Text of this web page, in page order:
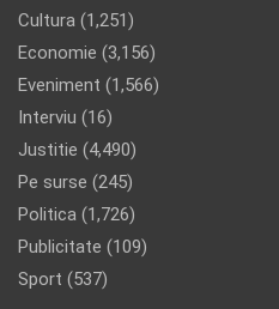
Cultura (1,251)
Economie (3,156)
Eveniment (1,566)
Interviu (16)
Justitie (4,490)
Pe surse (245)
Politica (1,726)
Publicitate (109)
Sport (537)